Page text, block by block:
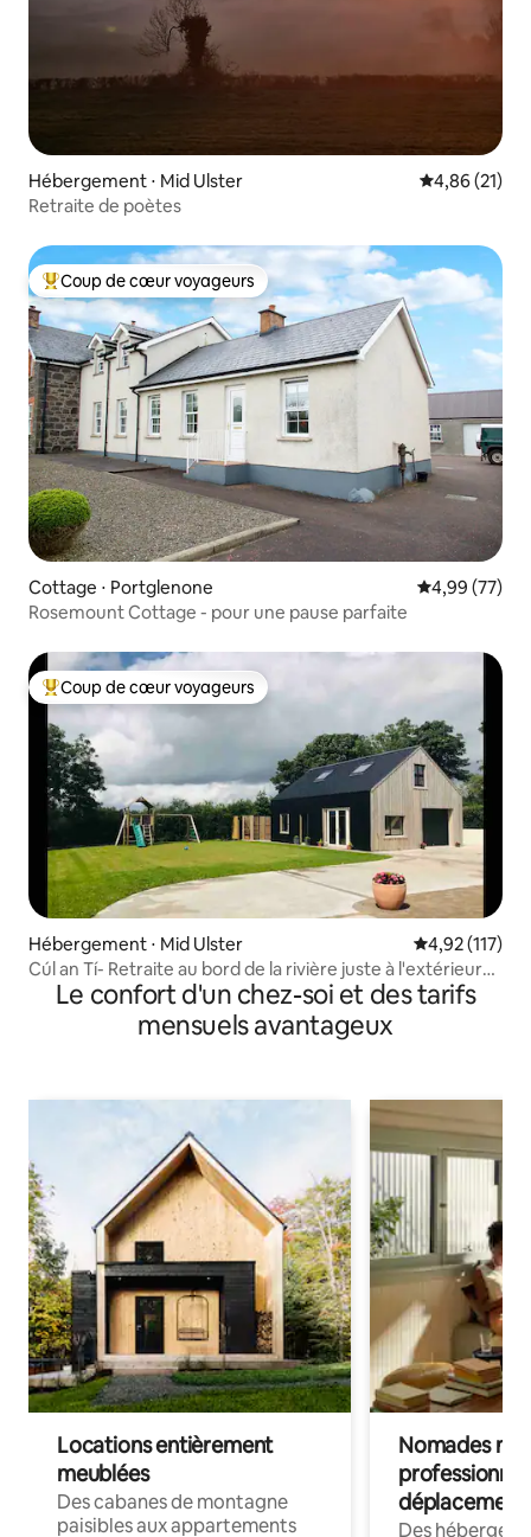
Hébergement ⋅ Mid Ulster Évaluation
4,86 (21)
Retraite de poètes
Coups de cœur voyageurs les plus appréciés
Coup de cœur voyageurs
Cottage ⋅ Portglenone Évaluation
4,99 (77)
Rosemount Cottage - pour une pause parfaite
Coups de cœur voyageurs les plus appréciés
Coup de cœur voyageurs
Hébergement ⋅ Mid Ulster Évaluation
4,92 (117)
Cúl an Tí- Retraite au bord de la rivière juste à l'extérieur
de la ville
Le confort d'un chez-soi et des tarifs
mensuels avantageux
Locations entièrement
meublées
Des cabanes de montagne
paisibles aux appartements
Nomades
déplacement
Des